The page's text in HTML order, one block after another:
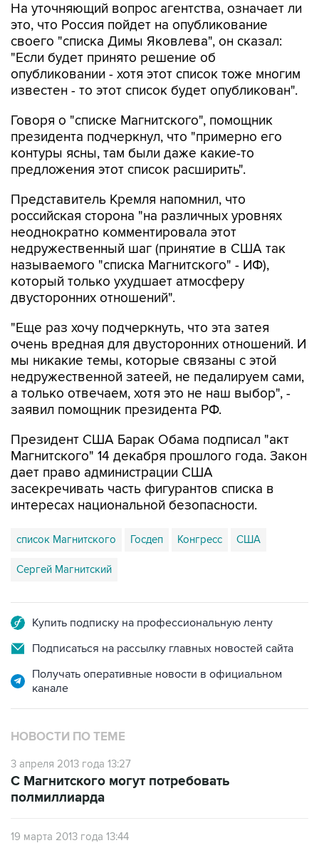
На уточняющий вопрос агентства, означает ли
это, что Россия пойдет на опубликование
своего "списка Димы Яковлева", он сказал:
"Если будет принято решение об
опубликовании - хотя этот список тоже многим
известен - то этот список будет опубликован".
Говоря о "списке Магнитского", помощник
президента подчеркнул, что "примерно его
контуры ясны, там были даже какие-то
предложения этот список расширить".
Представитель Кремля напомнил, что
российская сторона "на различных уровнях
неоднократно комментировала этот
недружественный шаг (принятие в США так
называемого "списка Магнитского" - ИФ),
который только ухудшает атмосферу
двусторонних отношений".
"Еще раз хочу подчеркнуть, что эта затея
очень вредная для двусторонних отношений. И
мы никакие темы, которые связаны с этой
недружественной затеей, не педалируем сами,
а только отвечаем, хотя это не наш выбор", -
заявил помощник президента РФ.
Президент США Барак Обама подписал "акт
Магнитского" 14 декабря прошлого года. Закон
дает право администрации США
засекречивать часть фигурантов списка в
интересах национальной безопасности.
список Магнитского Госдеп Конгресс США
Сергей Магнитский
Купить подписку на профессиональную ленту
Подписаться на рассылку главных новостей сайта
Получать оперативные новости в официальном
канале
НОВОСТИ ПО ТЕМЕ
3 апреля 2013 года 13:27
C Магнитского могут потребовать
полмиллиарда
19 марта 2013 года 13:44